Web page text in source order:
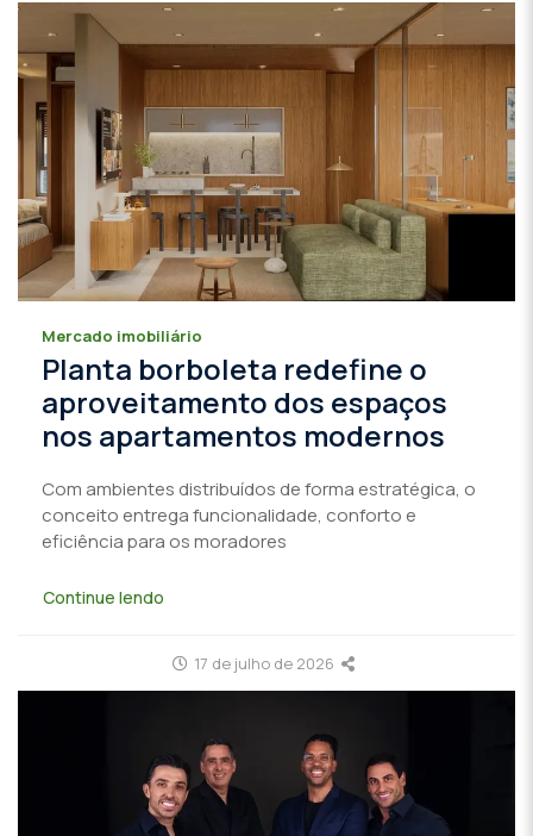
Mercado imobiliário
Planta borboleta redefine o
aproveitamento dos espaços
nos apartamentos modernos
Com ambientes distribuídos de forma estratégica, o
conceito entrega funcionalidade, conforto e
eficiência para os moradores
Continue lendo
17 de julho de 2026